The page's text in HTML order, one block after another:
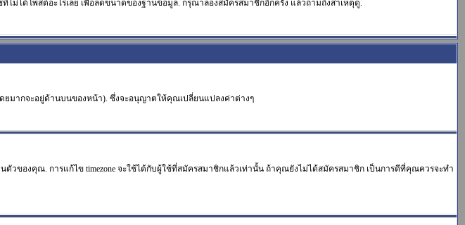
ม่ได้โพสต์อะไรเลย เพื่อลดขนาดของฐานข้อมูล. กรุณาลองสมัครสมาชิกอีกครั้ง แล้วถามถึงสาเหตุดู.
ยมากจะอยู่ด้านบนของหน้า). ซึ่งจะอนุญาตให้คุณเปลี่ยนแปลงค่าต่างๆ
วของคุณ. การแก้ไข timezone จะใช้ได้กับผู้ใช้ที่สมัครสมาชิกแล้วเท่านั้น ถ้าคุณยังไม่ได้สมัครสมาชิก เป็นการดีที่คุณควรจะทำ